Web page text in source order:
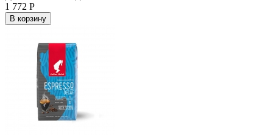
1 772 Р
В корзину